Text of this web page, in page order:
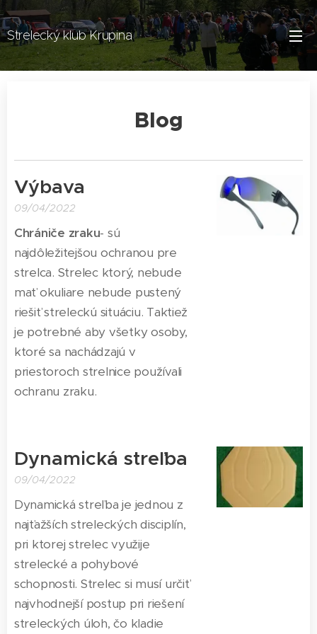
Strelecký klub Krupina
Blog
Výbava
09/04/2022
Chrániče zraku- sú
najdôležitejšou ochranou pre
strelca. Strelec ktorý, nebude
mať okuliare nebude pustený
riešiť streleckú situáciu. Taktiež
je potrebné aby všetky osoby,
ktoré sa nachádzajú v
priestoroch strelnice používali
ochranu zraku.
Dynamická streľba
09/04/2022
Dynamická streľba je jednou z
najťažších streleckých disciplín,
pri ktorej strelec využije
strelecké a pohybové
schopnosti. Strelec si musí určiť
najvhodnejší postup pri riešení
streleckých úloh, čo kladie